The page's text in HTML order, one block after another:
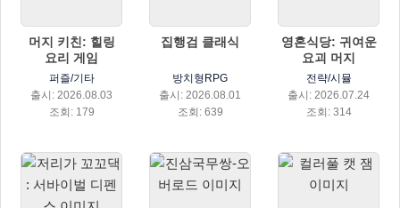
머지 키친: 힐링
요리 게임
퍼즐/기타
출시: 2026.08.03
조회: 179
집행검 클래식
방치형RPG
출시: 2026.08.01
조회: 639
영혼식당: 귀여운
요괴 머지
전략/시뮬
출시: 2026.07.24
조회: 314